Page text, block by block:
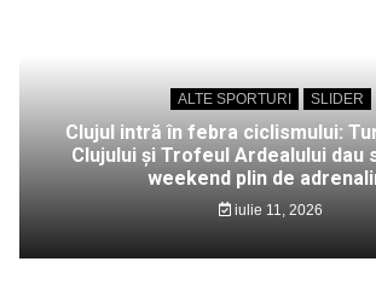
ALTE SPORTURI SLIDER
Clujul intră în febra ciclismului:
Clujului și Trofeul Ardealului dau
weekend plin de
iulie 11, 2026